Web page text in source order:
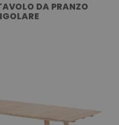
DA PRANZO